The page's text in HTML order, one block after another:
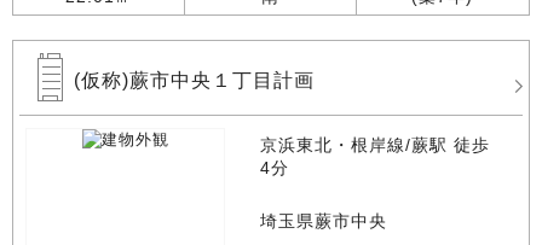
(仮称)蕨市中央１丁目計画
京浜東北・根岸線/蕨駅 徒歩
4分
埼玉県蕨市中央